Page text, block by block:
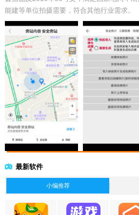
能建等单位拍摄需要，符合其他行业需求。
最新软件
小编推荐